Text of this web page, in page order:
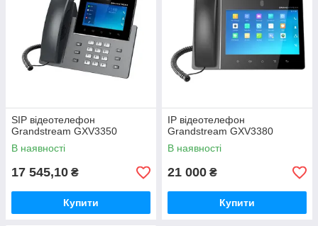
SIP відеотелефон
Grandstream GXV3350
В наявності
17 545,10 ₴
Купити
IP відеотелефон
Grandstream GXV3380
В наявності
21 000 ₴
Купити